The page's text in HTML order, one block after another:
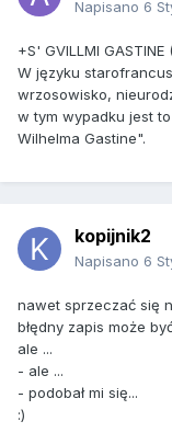
Napisano 6
+S' GVILLMI GASTINE
W języku
wrzosowisko,
w tym wypadku jest
Wilhelma Gastine".
kopijnik2
Napisano 6
nawet sprzeczać się
błędny zapis może
ale ...
- ale ...
- podobał mi się...
:)